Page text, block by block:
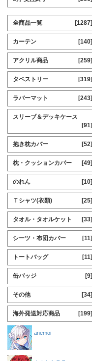
全商品一覧 [1287]
カーテン [140]
アクリル商品 [259]
タペストリー [319]
ラバーマット [243]
スリーブ＆デッキケース
[91]
抱き枕カバー [52]
枕・クッションカバー [49]
のれん [10]
Ｔシャツ(衣類) [25]
タオル・タオルケット [33]
シーツ・布団カバー [11]
トートバッグ [11]
缶バッジ [9]
その他 [34]
海外発送対応商品 [199]
anemoi